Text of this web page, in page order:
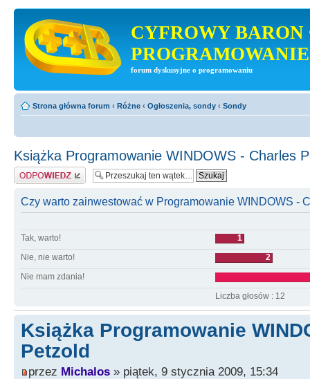
CYFROWY BARON
PROGRAMOWANIE
forum dyskusyjne o programowaniu
Strona główna forum ‹ Różne ‹ Ogłoszenia, sondy ‹ Sondy
Książka Programowanie WINDOWS - Charles
Odpowiedz
Czy warto zainwestować w Programowanie WINDOWS -
Tak, warto!
1
Nie, nie warto!
2
Nie mam zdania!
Liczba głosów : 12
Książka Programowanie
Petzold
przez Michalos » piątek, 9 stycznia 2009, 15:34